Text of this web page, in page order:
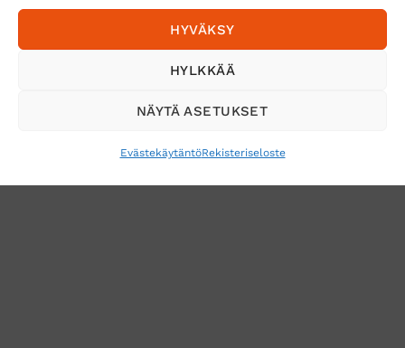
HYVÄKSY
HYLKKÄÄ
NÄYTÄ ASETUKSET
EvästekäytäntöRekisteriseloste
Tilaa uutiskirje ja saat erikoisalennuksia